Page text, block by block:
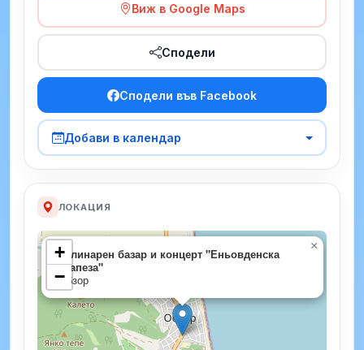
Виж в Google Maps
Сподели
Сподели във Facebook
Добави в календар
ЛОКАЦИЯ
Кулинарен базар и концерт "Еньовденска
трапеза"
Обзор
×
+
−